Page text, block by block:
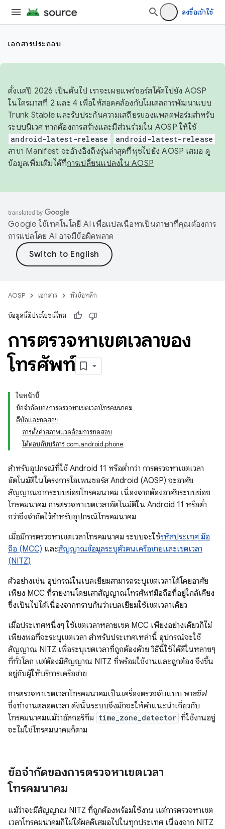
ลงชื่อเข้าใช้
เอกสารประกอบ
ตั้งแต่ปี 2026 เป็นต้นไป เราจะเผยแพร่ซอร์สโค้ดไปยัง AOSP
ในไตรมาสที่ 2 และ 4 เพื่อให้สอดคล้องกับโมเดลการพัฒนาแบบ
Trunk Stable และรับประกันความเสถียรของแพลตฟอร์มสำหรับ
ระบบนิเวศ หากต้องการสร้างและมีส่วนร่วมใน AOSP ให้ใช้
android-latest-release android-latest-release
สาขา Manifest จะอ้างอิงถึงรุ่นล่าสุดที่พุชไปยัง AOSP เสมอ ดู
ข้อมูลเพิ่มเติมได้ที่การเปลี่ยนแปลงใน AOSP
Google ใช้เทคโนโลยี AI เพื่อแปลเนื้อหาเป็นภาษาที่คุณต้องการ
การแปลโดย AI อาจมีข้อผิดพลาด
AOSP เอกสาร หัวข้อหลัก
ข้อมูลนี้มีประโยชน์ไหม
การตรวจหาเขตเวลาของ
โทรศัพท์
ในหน้านี้
ข้อจำกัดของการตรวจหาเขตเวลาโทรคมนาคม
ดีบักและทดสอบ
การตั้งค่าสภาพแวดล้อมการทดสอบ
โต้ตอบกับบริการ com.android.phone
สำหรับอุปกรณ์ที่ใช้ Android 11 หรือต่ำกว่า การตรวจหาเขตเวลา
อัตโนมัติในโครงการโอเพนซอร์ส Android (AOSP) จะอาศัย
สัญญาณจากระบบย่อยโทรคมนาคม เนื่องจากต้องอาศัยระบบย่อย
โทรคมนาคม การตรวจหาเขตเวลาอัตโนมัติใน Android 11 หรือต่ำ
กว่าจึงจำกัดไว้สำหรับอุปกรณ์โทรคมนาคม
เมื่อมีการตรวจหาเขตเวลาโทรคมนาคม ระบบจะใช้รหัสประเทศ มือ
ถือ (MCC) และสัญญาณข้อมูลระบุตัวตนเครือข่ายและเขตเวลา
(NITZ)
ตัวอย่างเช่น อุปกรณ์ในเบลเยียมสามารถระบุเขตเวลาได้โดยอาศัย
เพียง MCC ที่รายงานโดยเสาสัญญาณโทรศัพท์มือถือที่อยู่ใกล้เคียง
ซึ่งเป็นไปได้เนื่องจากทราบกันว่าเบลเยียมใช้เขตเวลาเดียว
เมื่อประเทศหนึ่งๆ ใช้เขตเวลาหลายเขต MCC เพียงอย่างเดียวก็ไม่
เพียงพอที่จะระบุเขตเวลา สำหรับประเทศเหล่านี้ อุปกรณ์จะใช้
สัญญาณ NITZ เพื่อระบุเขตเวลาที่ถูกต้องด้วย วิธีนี้ใช้ได้ดีในหลายๆ
ที่ทั่วโลก แต่ต้องมีสัญญาณ NITZ ที่พร้อมใช้งานและถูกต้อง จึงขึ้น
อยู่กับผู้ให้บริการเครือข่าย
การตรวจหาเขตเวลาโทรคมนาคมเป็นเครื่องตรวจจับแบบ พาสซีฟ
ซึ่งทำงานตลอดเวลา ดังนั้นระบบจึงมักจะให้คำแนะนำเกี่ยวกับ
โทรคมนาคมแม้ว่าอัลกอริทึม time_zone_detector ที่ใช้งานอยู่
จะไม่ใช่โทรคมนาคมก็ตาม
ข้อจำกัดของการตรวจหาเขตเวลา
โทรคมนาคม
แม้ว่าจะมีสัญญาณ NITZ ที่ถูกต้องพร้อมใช้งาน แต่การตรวจหาเขต
เวลาโทรคมนาคมก็ไม่ได้ผลดีเสมอไปในทุกประเทศ เนื่องจาก NITZ